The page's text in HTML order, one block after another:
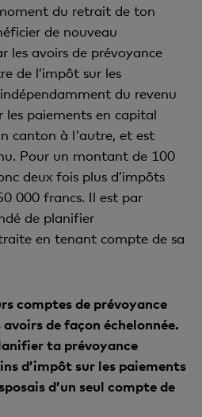
du retrait de ton
de nouveau
les avoirs de prévoyance
de l’impôt sur les
du revenu
les paiements en capital
canton à l'autre, et est
Pour un montant de 100
deux fois plus d’impôts
000 francs. Il est par
de planifier
en tenant compte de sa
comptes de prévoyance
de façon échelonnée.
ta prévoyance
d’impôt sur les paiements
d’un seul compte de